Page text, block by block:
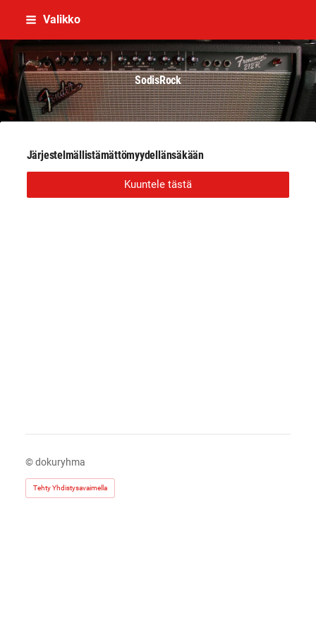
Siirry
sisältöön
Valikko
SodisRock
Järjestelmällistämättömyydellänsäkään
Kuuntele tästä
©dokuryhma
Tehty Yhdistysavaimella